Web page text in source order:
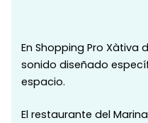
En Shopping Pro
sonido diseñado
espacio.
El restaurante del